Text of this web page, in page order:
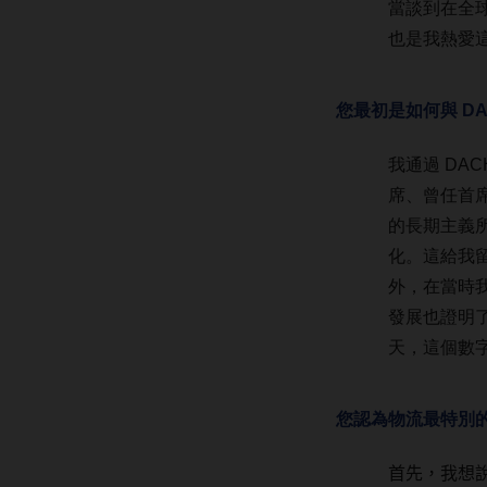
當談到在全
也是我熱愛
您最初是如何與
我通過
席、曾任首
的長期主義
化。這給我
外，在當時
發展也證明
天，這個數
您認為物流最特別
首先，我想